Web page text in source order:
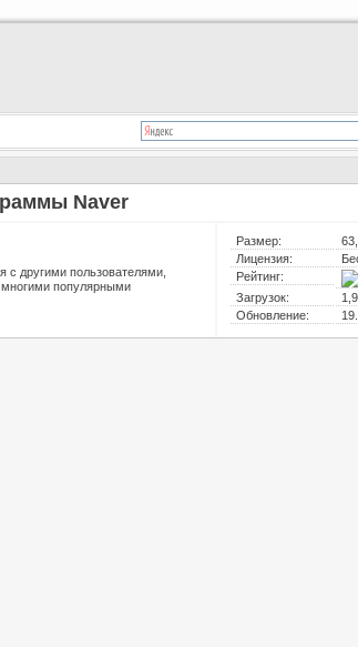
Naver
с другими пользователями,
популярными
Размер:
Лицензия:
Рейтинг:
Загрузок:
Обновление: